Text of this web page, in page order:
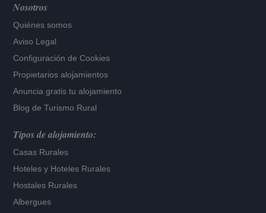
Nosotros
Quiénes somos
Aviso Legal
Configuración de Cookies
Propietarios alojamientos
Anuncia gratis tu alojamiento
Blog de Turismo Rural
Tipos de alojamiento:
Casas Rurales
Hoteles y Hoteles Rurales
Hostales Rurales
Albergues